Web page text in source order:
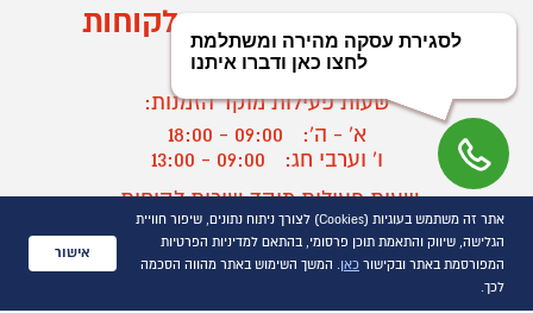
מוקד הזמנות ושירות לקוחות
03-9545370
שעות פעילות מוקד הזמנות:
א' - ה':
09:00 - 18:00
ו' וערבי חג:
09:00 - 13:00
שעות פעילות מוקד שירות לקוחות:
א' - ד':
09:00 - 16:30
ה :
09:00 - 16:00
חול המועד
אתר זה משתמש בעוגיות (Cookies) לצורך ניתוח נתונים, שיפור חוויית
הגלישה, שיווק והתאמת תוכן פרסומי, בהתאם למדיניות הפרטיות
המפורסמת באתר ובקישור כאן. המשך השימוש באתר מהווה הסכמה
לכך.
אישור